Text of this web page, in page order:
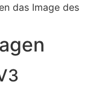
das Image des